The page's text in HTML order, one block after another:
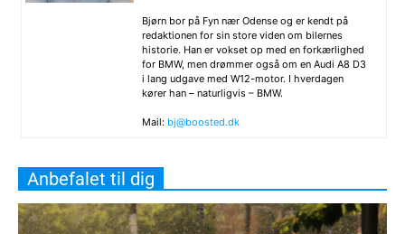
Bjørn bor på Fyn nær Odense og er kendt på
redaktionen for sin store viden om bilernes
historie. Han er vokset op med en forkærlighed
for BMW, men drømmer også om en Audi A8 D3
i lang udgave med W12-motor. I hverdagen
kører han – naturligvis – BMW.
Mail: bj@boosted.dk